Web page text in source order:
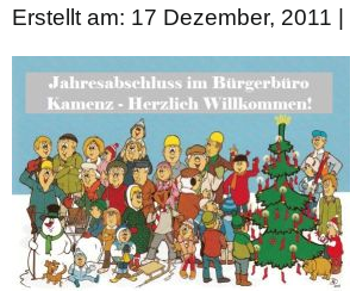
Erstellt am: 17 Dezember, 2011 |